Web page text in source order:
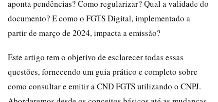
aponta pendências? Como regularizar? Qual a validade do
documento? E como o FGTS Digital, implementado a
partir de março de 2024, impacta a emissão?
Este artigo tem o objetivo de esclarecer todas essas
questões, fornecendo um guia prático e completo sobre
como consultar e emitir a CND FGTS utilizando o CNPJ.